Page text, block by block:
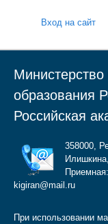
Вход на сайт
образования
Российская
358000,
kigiran@mail.ru
При использовании